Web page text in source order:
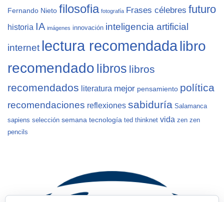
Fernando Nieto filosofia fotografía Frases célebres futuro
historia IA imágenes innovación inteligencia artificial
internet lectura recomendadalibro
recomendado libros libros
recomendados literatura mejor pensamiento política
recomendaciones reflexiones sabiduría Salamanca
sapiens selección semana tecnología ted thinknet vida zen zen
pencils